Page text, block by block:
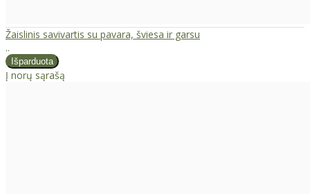
Žaislinis savivartis su pavara, šviesa ir garsu
..
Į norų sąrašą